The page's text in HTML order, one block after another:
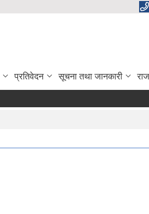
प्रतिवेदन सूचना तथा जानकारी